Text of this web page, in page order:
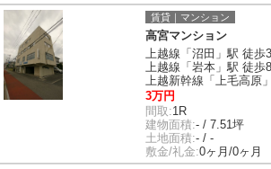
賃貸｜マンション
高宮マンション
上越線「沼田」駅 徒歩
上越線「岩本」駅 徒歩
上越新幹線「上毛高原
3万円
間取:1R
建物面積:- / 7.51坪
土地面積:- / -
敷金/礼金:0ヶ月/0ヶ月